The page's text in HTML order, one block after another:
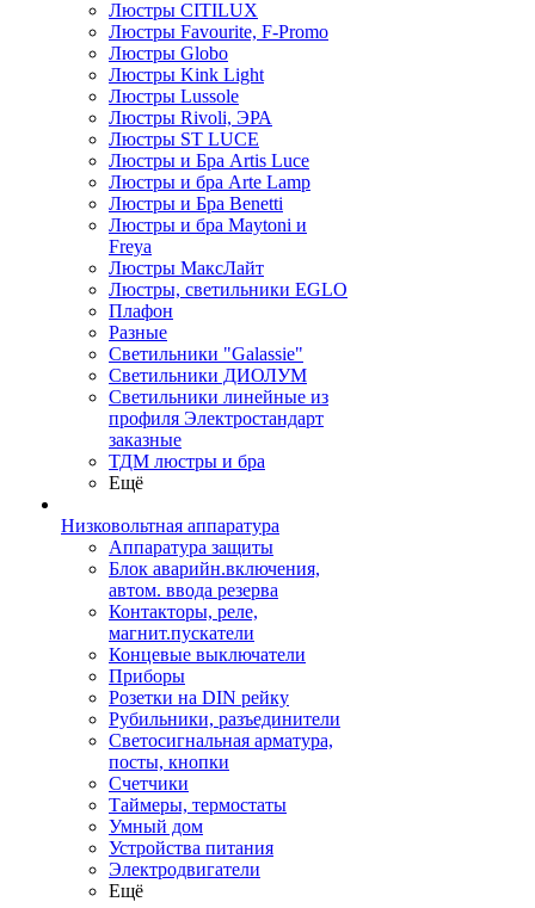
Люстры CITILUX
Люстры Favourite, F-Promo
Люстры Globo
Люстры Kink Light
Люстры Lussole
Люстры Rivoli, ЭРА
Люстры ST LUCE
Люстры и Бра Artis Luce
Люстры и бра Arte Lamp
Люстры и Бра Benetti
Люстры и бра Maytoni и
Freya
Люстры МаксЛайт
Люстры, светильники EGLO
Плафон
Разные
Светильники "Galassie"
Светильники ДИОЛУМ
Светильники линейные из
профиля Электростандарт
заказные
ТДМ люстры и бра
Ещё
Низковольтная аппаратура
Аппаратура защиты
Блок аварийн.включения,
автом. ввода резерва
Контакторы, реле,
магнит.пускатели
Концевые выключатели
Приборы
Розетки на DIN рейку
Рубильники, разъединители
Светосигнальная арматура,
посты, кнопки
Счетчики
Таймеры, термостаты
Умный дом
Устройства питания
Электродвигатели
Ещё